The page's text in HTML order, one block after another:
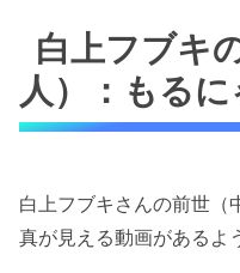
白上フブキ
人）：もる
白上フブキさんの前世（
真が見える動画があるよ